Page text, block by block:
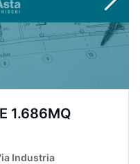
1.686MQ
Industria